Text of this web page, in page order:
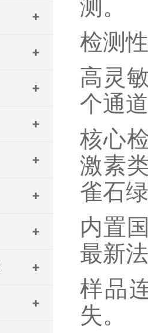
测。
检测
高灵
个通
核心
激素
雀石
内置
最新
样品
失。